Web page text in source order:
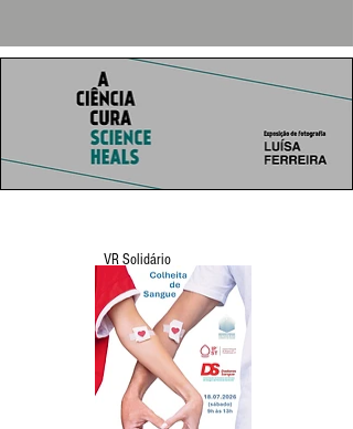
VR Solidário